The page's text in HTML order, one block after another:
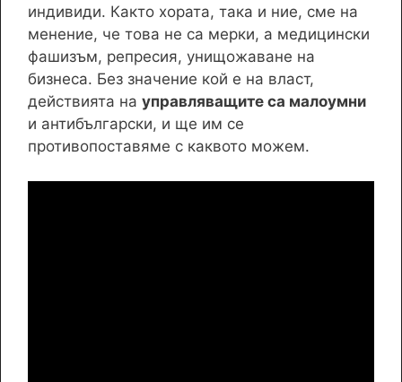
индивиди. Както хората, така и ние, сме на
менение, че това не са мерки, а медицински
фашизъм, репресия, унищожаване на
бизнеса. Без значение кой е на власт,
действията на управляващите са малоумни
и антибългарски, и ще им се
противопоставяме с каквото можем.